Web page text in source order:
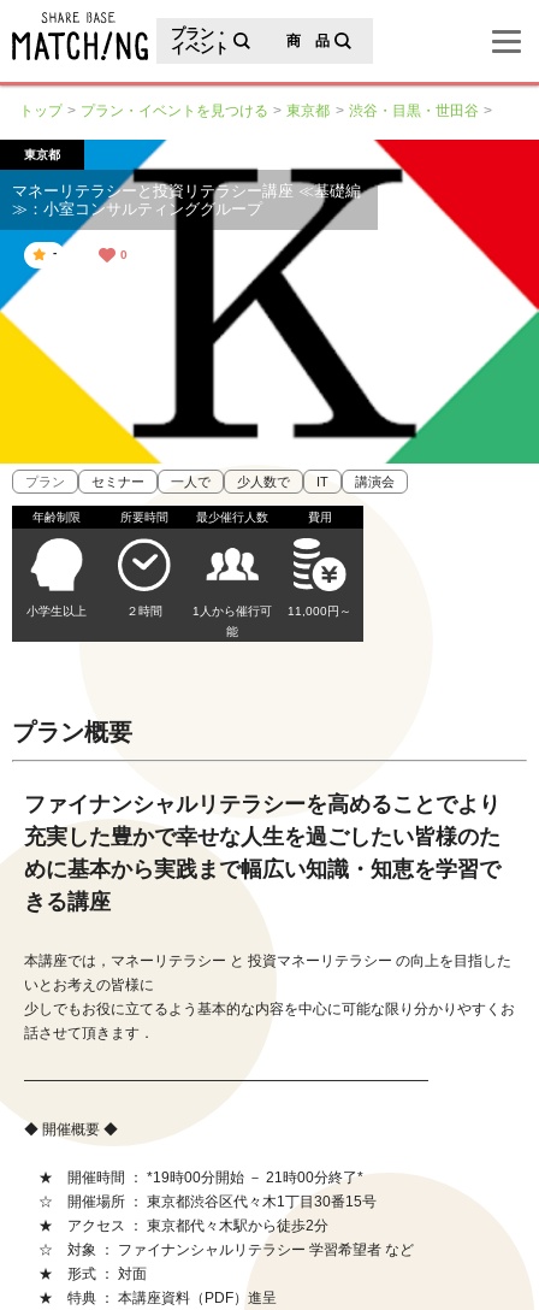
プラン・
イベント
商 品
トップ プラン・イベントを見つける 東京都 渋谷・目黒・世田谷
東京都
マネーリテラシーと投資リテラシー講座 ≪基礎編
≫：小室コンサルティンググループ
- 0
プラン セミナー 一人で 少人数で IT 講演会
年齢制限
小学生以上
所要時間
２時間
最少催行人数
1人から催行可
能
費用
11,000円～
プラン概要
ファイナンシャルリテラシーを高めることでより
充実した豊かで幸せな人生を過ごしたい皆様のた
めに基本から実践まで幅広い知識・知恵を学習で
きる講座
本講座では，マネーリテラシー と 投資マネーリテラシー の向上を目指した
いとお考えの皆様に
少しでもお役に立てるよう基本的な内容を中心に可能な限り分かりやすくお
話させて頂きます．
━━━━━━━━━━━━━━━━━━━━━━━━━━━━
◆ 開催概要 ◆
★ 開催時間 ： *19時00分開始 － 21時00分終了*
☆ 開催場所 ： 東京都渋谷区代々木1丁目30番15号
★ アクセス ： 東京都代々木駅から徒歩2分
☆ 対象 ： ファイナンシャルリテラシー 学習希望者 など
★ 形式 ： 対面
★ 特典 ： 本講座資料（PDF）進呈